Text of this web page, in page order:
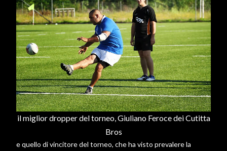
il miglior dropper del torneo, Giuliano Feroce dei Cutitta
Bros
e quello di vincitore del torneo, che ha visto prevalere la